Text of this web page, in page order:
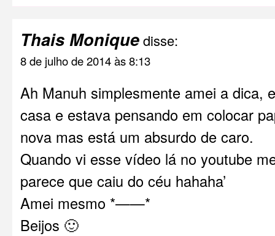
Thais Moniquedisse:
8 de julho de 2014 às 8:13
Ah Manuh simplesmente amei a dica,
casa e estava pensando em colocar
nova mas está um absurdo de caro.
Quando vi esse vídeo lá no youtube
parece que caiu do céu hahaha’
Amei mesmo *——*
Beijos 🙂